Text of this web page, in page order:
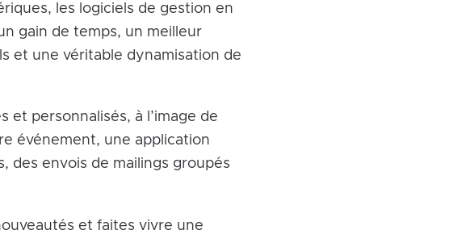
les logiciels de gestion en
gain de temps, un meilleur
et une véritable dynamisation de
et personnalisés, à l’image de
événement, une application
des envois de mailings groupés
et faites vivre une